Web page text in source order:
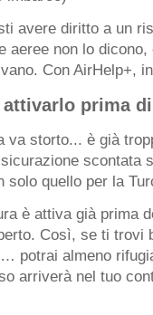
avere diritto a un
aeree non lo
Con AirHelp+,
prima
va storto... è già
scontata
solo quello per la
è attiva già prima
Così, se ti trovi
potrai almeno
arriverà nel tuo